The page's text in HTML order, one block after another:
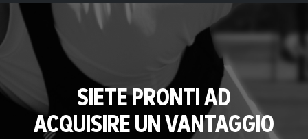
SIETE PRONTI AD
ACQUISIRE UN VANTAGGIO